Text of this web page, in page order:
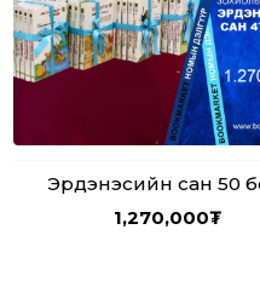
Эрдэнэсийн сан 50
1,270,000₮